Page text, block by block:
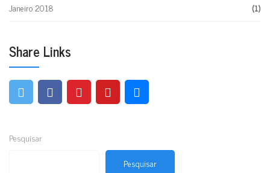
Janeiro 2018
(1)
Share Links
Pesquisar
Pesquisar